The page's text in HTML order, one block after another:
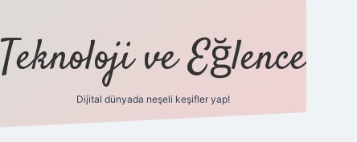
Teknoloji ve Eğlence
Dijital dünyada neşeli keşifler yap!